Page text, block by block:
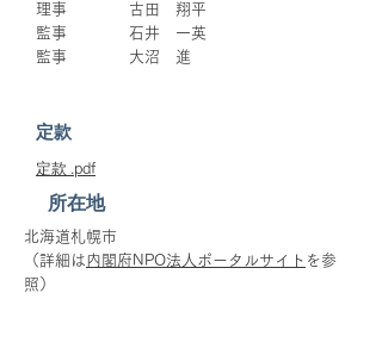
理事 古田 翔平
監事 石井 一英
監事 大沼 進
定款
​定款 .pdf
所在地
北海道札幌市
（詳細は内閣府NPO法人ポータルサイト を参
照）